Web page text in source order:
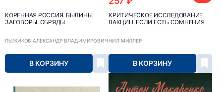
КОРЕННАЯ РОССИЯ. БЫЛИНЫ.
ЗАГОВОРЫ. ОБРЯДЫ
ПЫЖИКОВ АЛЕКСАНДР ВЛАДИМИРОВИЧ
В КОРЗИНУ
КРИТИЧЕСКОЕ ИССЛЕДОВАНИЕ
ВАКЦИН. ЕСЛИ ЕСТЬ СОМНЕНИЯ
НИЛ МИЛЛЕР
В КОРЗИНУ